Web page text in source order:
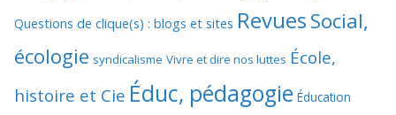
Questions de clique(s) : blogs et sites RevuesSocial,
écologie syndicalisme Vivre et dire nos luttes École,
histoire et Cie Éduc, pédagogie Éducation